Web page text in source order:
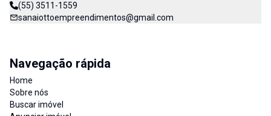
(55) 3511-1559
sanaiottoempreendimentos@gmail.com
Navegação rápida
Home
Sobre nós
Buscar imóvel